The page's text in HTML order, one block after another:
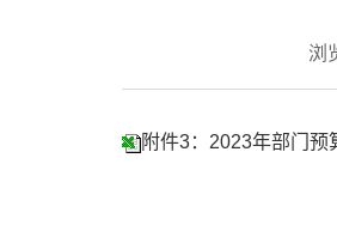
浏
附件3：2023年部门